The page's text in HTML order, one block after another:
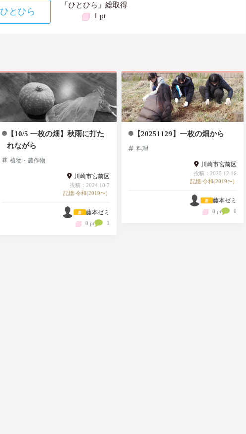
ひとひら
「ひとひら」総取得
1 pt
【10/5 一枚の畑】秋雨に打た
れながら
植物・農作物
川崎市宮前区
投稿：2024.10.7
記憶:令和(2019〜)
藤本ゼミ
0 pt 1
【20251129】一枚の畑から
料理
川崎市宮前区
投稿：2025.12.16
記憶:令和(2019〜)
藤本ゼミ
0 pt 0